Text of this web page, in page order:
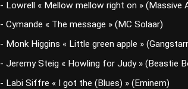
- Lowrell « Mellow mellow right on » (Massive
- Cymande « The message » (MC Solaar)
- Monk Higgins « Little green apple »
- Jeremy Steig « Howling for Judy » (Beastie
- Labi Siffre « I got the (Blues) » (Eminem)